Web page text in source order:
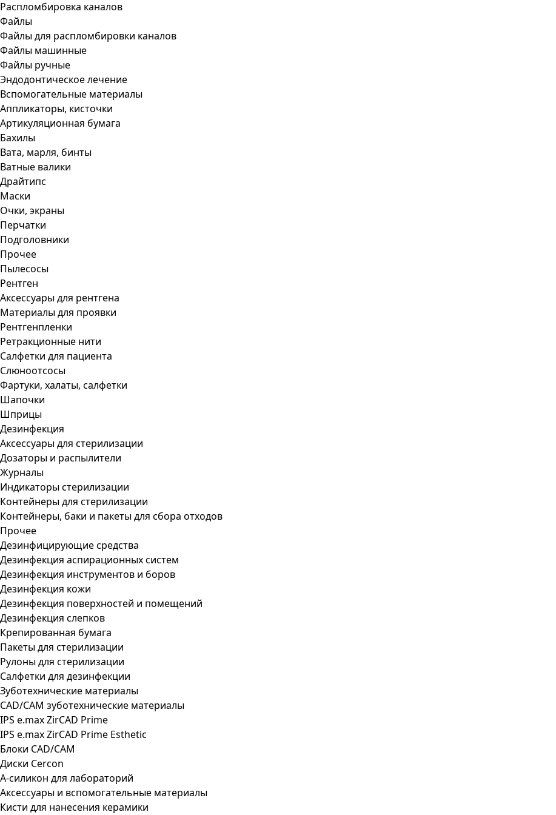
Распломбировка каналов
Файлы
Файлы для распломбировки каналов
Файлы машинные
Файлы ручные
Эндодонтическое лечение
Вспомогательные материалы
Аппликаторы, кисточки
Артикуляционная бумага
Бахилы
Вата, марля, бинты
Ватные валики
Драйтипс
Маски
Очки, экраны
Перчатки
Подголовники
Прочее
Пылесосы
Рентген
Аксессуары для рентгена
Материалы для проявки
Рентгенпленки
Ретракционные нити
Салфетки для пациента
Слюноотсосы
Фартуки, халаты, салфетки
Шапочки
Шприцы
Дезинфекция
Аксессуары для стерилизации
Дозаторы и распылители
Журналы
Индикаторы стерилизации
Контейнеры для стерилизации
Контейнеры, баки и пакеты для сбора отходов
Прочее
Дезинфицирующие средства
Дезинфекция аспирационных систем
Дезинфекция инструментов и боров
Дезинфекция кожи
Дезинфекция поверхностей и помещений
Дезинфекция слепков
Крепированная бумага
Пакеты для стерилизации
Рулоны для стерилизации
Салфетки для дезинфекции
Зуботехнические материалы
CAD/CAM зуботехнические материалы
IPS e.max ZirCAD Prime
IPS e.max ZirCAD Prime Esthetic
Блоки CAD/CAM
Диски Cercon
А-силикон для лабораторий
Аксессуары и вспомогательные материалы
Кисти для нанесения керамики